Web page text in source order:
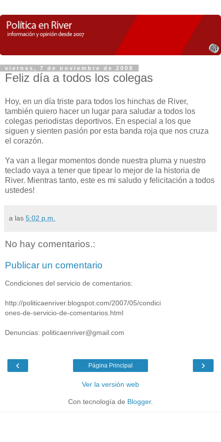
viernes, 7 de noviembre de 2008
Feliz día a todos los colegas
Hoy, en un día triste para todos los hinchas de River,
también quiero hacer un lugar para saludar a todos los
colegas periodistas deportivos. En especial a los que
siguen y sienten pasión por esta banda roja que nos cruza
el corazón.
Ya van a llegar momentos donde nuestra pluma y nuestro
teclado vaya a tener que tipear lo mejor de la historia de
River. Mientras tanto, este es mi saludo y felicitación a todos
ustedes!
a las 5:02 p.m.
No hay comentarios.:
Publicar un comentario
Condiciones del servicio de comentarios:
http://politicaenriver.blogspot.com/2007/05/condici
ones-de-servicio-de-comentarios.html
Denuncias: politicaenriver@gmail.com
‹ ›
Página Principal
Ver la versión web
Con tecnología de Blogger.